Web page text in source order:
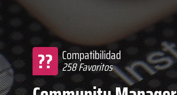
Compatibilidad
258 Favoritos
??